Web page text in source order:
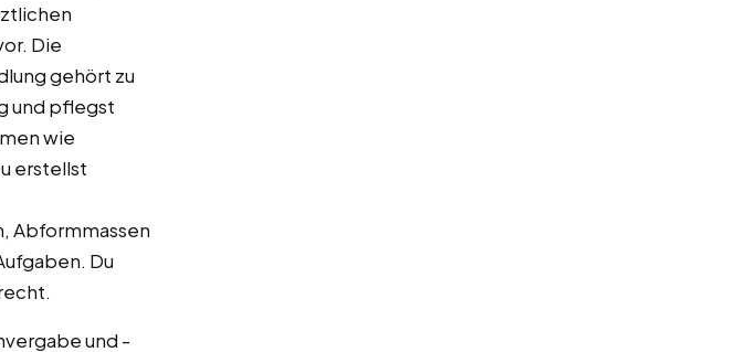
Die
gehört zu
und pflegst
wie
erstellst
Abformmassen
Du
und -